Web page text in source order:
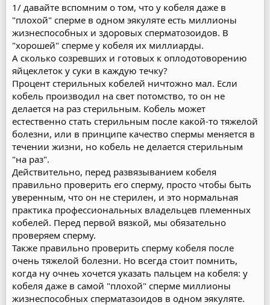
1/ давайте вспомним о том, что у кобеля даже в
"плохой" сперме в одном эякуляте есть миллионы
жизнеспособных и здоровых сперматозоидов. В
"хорошей" сперме у кобеля их миллиарды.
А сколько созревших и готовых к оплодотоворению
яйцеклеток у суки в каждую течку?
Процент стерильных кобелей ничтожно мал. Если
кобель производил на свет потомство, то он не
делается на раз стерильным. Кобель может
естественно стать стерильным после какой-то тяжелой
болезни, или в принципе качество спермы меняется в
течении жизни, но кобель не делается стерильным
"на раз".
Действительно, перед развязыванием кобеля
правильно проверить его сперму, просто чтобы быть
уверенным, что он не стерилен, и это нормальная
практика профессиональных владельцев племенных
кобелей. Перед первой вязкой, мы обязательно
проверяем сперму.
Также правильно проверить сперму кобеля после
очень тяжелой болезни. Но всегда стоит помнить,
когда ну очнеь хочется указать пальцем на кобеля: у
кобеля даже в самой "плохой" сперме миллионы
жизнеспособных сперматазоидов в одном эякуляте.